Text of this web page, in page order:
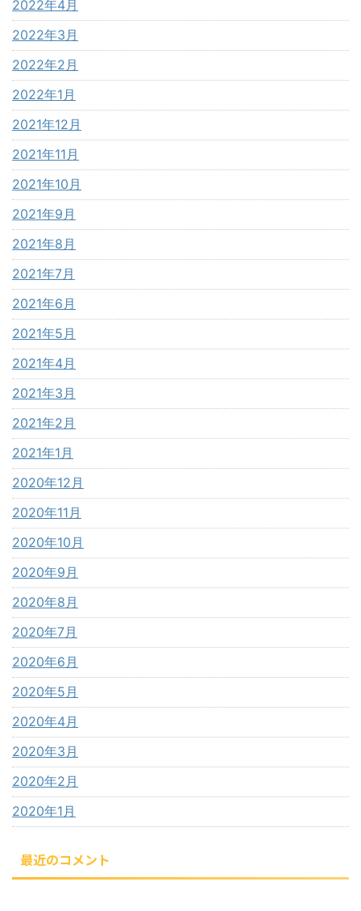
2022年4月
2022年3月
2022年2月
2022年1月
2021年12月
2021年11月
2021年10月
2021年9月
2021年8月
2021年7月
2021年6月
2021年5月
2021年4月
2021年3月
2021年2月
2021年1月
2020年12月
2020年11月
2020年10月
2020年9月
2020年8月
2020年7月
2020年6月
2020年5月
2020年4月
2020年3月
2020年2月
2020年1月
最近のコメント